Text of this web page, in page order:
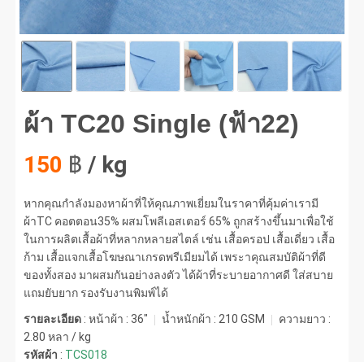
TC20 Single (ฟ้า22) #1
ผ้า TC20 Single (ฟ้า22)
150 ฿ / kg
หากคุณกำลังมองหาผ้าที่ให้คุณภาพเยี่ยมในราคาที่คุ้มค่าเรามี
ผ้าTC คอตตอน35% ผสมโพลีเอสเตอร์ 65% ถูกสร้างขึ้นมาเพื่อใช้
ในการผลิตเสื้อผ้าที่หลากหลายสไตล์ เช่น เสื้อครอป เสื้อเดี่ยว เสื้อ
ก้าม เสื้อแจกเสื้อโฆษณาเกรดพรีเมียมได้ เพระาคุณสมบัติผ้าที่ดี
ของทั้งสอง มาผสมกันอย่างลงตัว ได้ผ้าที่ระบายอากาศดี ใส่สบาย
แถมยับยาก รองรับงานพิมพ์ได้
รายละเอียด : หน้าผ้า : 36" น้ำหนักผ้า : 210 GSM
ความยาว :
2.80 หลา / kg
รหัสผ้า : TCS018